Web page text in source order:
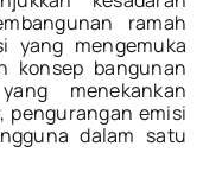
ramah
yang mengemuka
konsep bangunan
menekankan
pengurangan emisi
dalam satu